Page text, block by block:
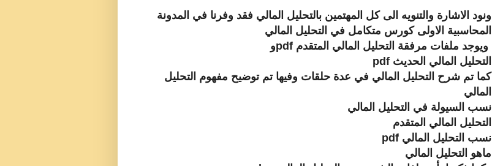
ونود الاشارة والتنويه الى كل المهتمين بالتحليل المالي فقد وفرنا في المدونة
المحاسبية الاولى كورس متكامل في التحليل المالي
ويوجد ملفات مرفقة التحليل المالي المتقدم pdfو
التحليل المالي الحديث pdf
كما تم شرح التحليل المالي في عدة حلقات وفيها تم توضيح مفهوم التحليل
المالي
نسب السيولة في التحليل المالي
التحليل المالي المتقدم
نسب التحليل المالي pdf
ماهو التحليل المالي